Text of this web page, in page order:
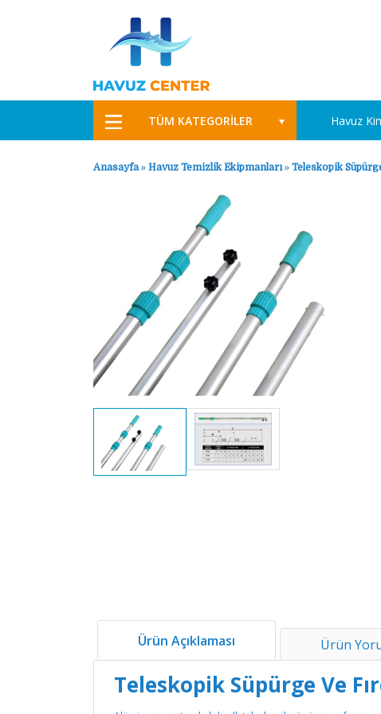
TÜM KATEGORİLER Havuz
Anasayfa» Havuz Temizlik Ekipmanları» Teleskopik
Ürün Açıklaması Ürün
Teleskopik Süpürge Ve